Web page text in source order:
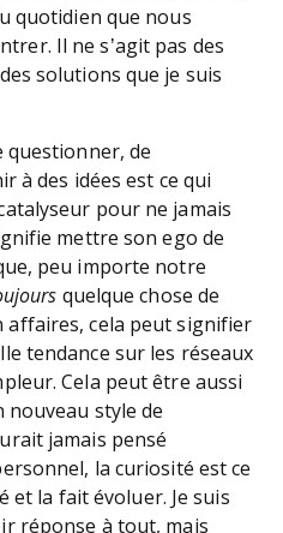
quotidien que nous
Il ne s’agit pas des
solutions que je suis
questionner, de
à des idées est ce qui
pour ne jamais
mettre son ego de
peu importe notre
quelque chose de
affaires, cela peut signifier
tendance sur les réseaux
Cela peut être aussi
nouveau style de
jamais pensé
la curiosité est ce
et la fait évoluer. Je suis
réponse à tout, mais